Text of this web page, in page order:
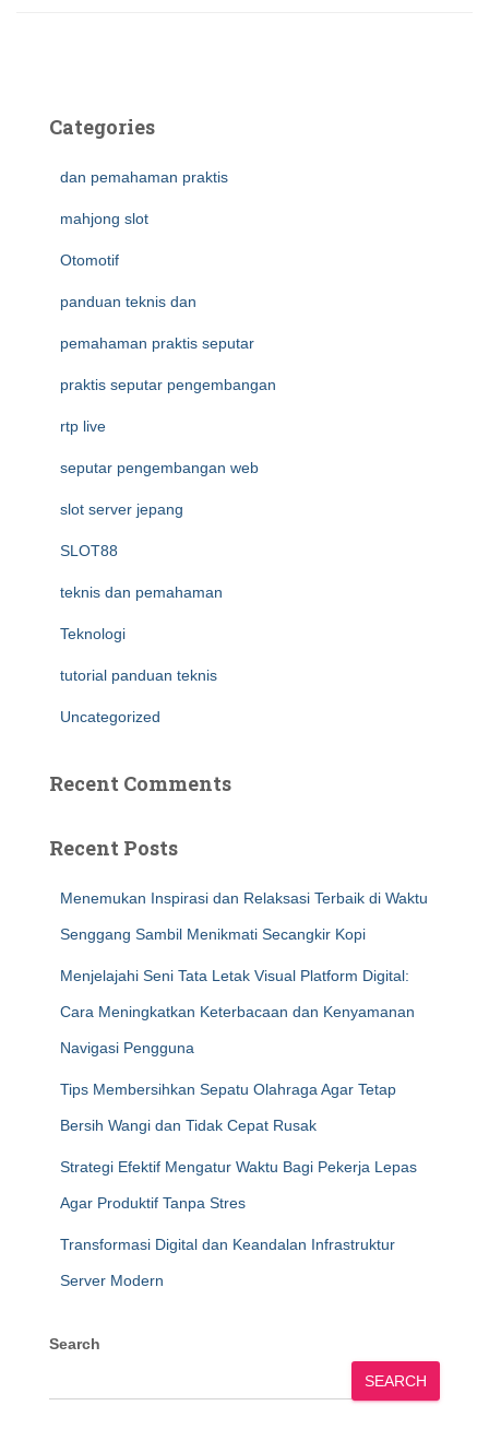
Categories
dan pemahaman praktis
mahjong slot
Otomotif
panduan teknis dan
pemahaman praktis seputar
praktis seputar pengembangan
rtp live
seputar pengembangan web
slot server jepang
SLOT88
teknis dan pemahaman
Teknologi
tutorial panduan teknis
Uncategorized
Recent Comments
Recent Posts
Menemukan Inspirasi dan Relaksasi Terbaik di Waktu
Senggang Sambil Menikmati Secangkir Kopi
Menjelajahi Seni Tata Letak Visual Platform Digital:
Cara Meningkatkan Keterbacaan dan Kenyamanan
Navigasi Pengguna
Tips Membersihkan Sepatu Olahraga Agar Tetap
Bersih Wangi dan Tidak Cepat Rusak
Strategi Efektif Mengatur Waktu Bagi Pekerja Lepas
Agar Produktif Tanpa Stres
Transformasi Digital dan Keandalan Infrastruktur
Server Modern
Search
SEARCH